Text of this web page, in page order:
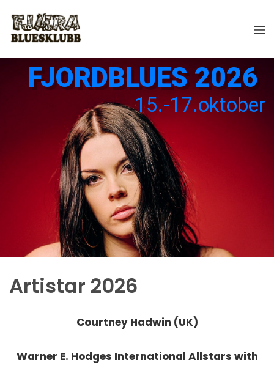
FJORDBLUES 2026
15.-17.oktober
Artistar 2026
Courtney Hadwin (UK)
Warner E. Hodges International Allstars with